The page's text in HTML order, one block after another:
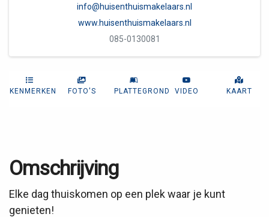
info@huisenthuismakelaars.nl
www.huisenthuismakelaars.nl
085-0130081
KENMERKEN FOTO'S PLATTEGROND VIDEO KAART
Omschrijving
Elke dag thuiskomen op een plek waar je kunt
genieten!